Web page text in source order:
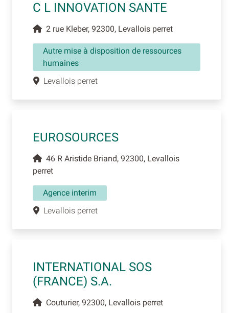
C L INNOVATION SANTE
2 rue Kleber, 92300, Levallois perret
Autre mise à disposition de ressources
humaines
Levallois perret
EUROSOURCES
46 R Aristide Briand, 92300, Levallois
perret
Agence interim
Levallois perret
INTERNATIONAL SOS
(FRANCE) S.A.
Couturier, 92300, Levallois perret